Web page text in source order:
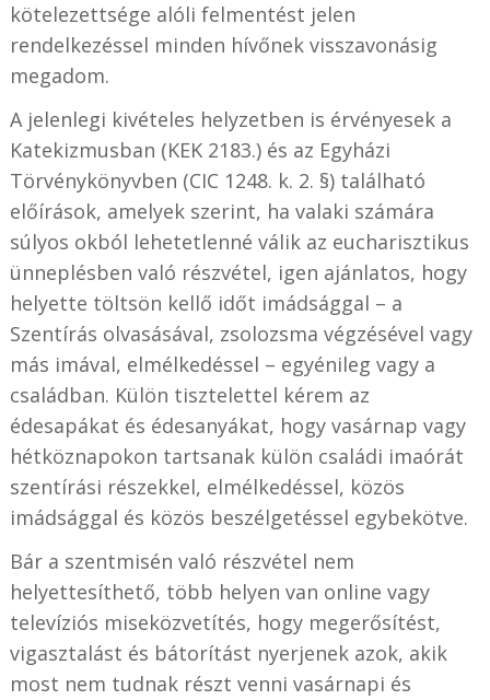
kötelezettsége alóli felmentést jelen
rendelkezéssel minden hívőnek visszavonásig
megadom.
A jelenlegi kivételes helyzetben is érvényesek a
Katekizmusban (KEK 2183.) és az Egyházi
Törvénykönyvben (CIC 1248. k. 2. §) található
előírások, amelyek szerint, ha valaki számára
súlyos okból lehetetlenné válik az eucharisztikus
ünneplésben való részvétel, igen ajánlatos, hogy
helyette töltsön kellő időt imádsággal – a
Szentírás olvasásával, zsolozsma végzésével vagy
más imával, elmélkedéssel – egyénileg vagy a
családban. Külön tisztelettel kérem az
édesapákat és édesanyákat, hogy vasárnap vagy
hétköznapokon tartsanak külön családi imaórát
szentírási részekkel, elmélkedéssel, közös
imádsággal és közös beszélgetéssel egybekötve.
Bár a szentmisén való részvétel nem
helyettesíthető, több helyen van online vagy
televíziós miseközvetítés, hogy megerősítést,
vigasztalást és bátorítást nyerjenek azok, akik
most nem tudnak részt venni vasárnapi és